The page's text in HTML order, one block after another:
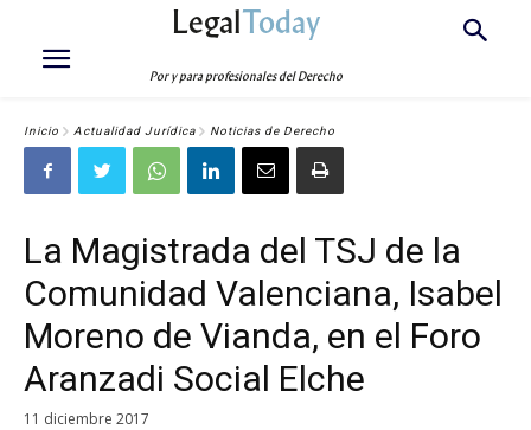
LegalToday
Por y para profesionales del Derecho
Inicio Actualidad Jurídica Noticias de Derecho
La Magistrada del TSJ de la
Comunidad Valenciana, Isabel
Moreno de Vianda, en el Foro
Aranzadi Social Elche
11 diciembre 2017